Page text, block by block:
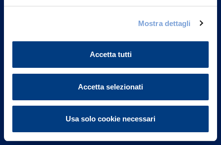
Mostra dettagli
Accetta tutti
Accetta selezionati
Usa solo cookie necessari
Vittoria Assicurazioni S.p.A.
Part. IVA 01329510158
FAQ
Altre informazioni